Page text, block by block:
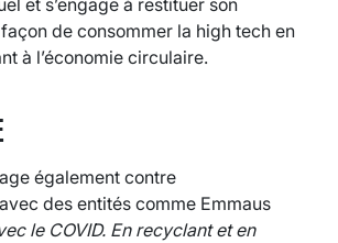
de consommer la high tech en
à l’économie circulaire.
également contre
des entités comme Emmaus
le COVID. En recyclant et en